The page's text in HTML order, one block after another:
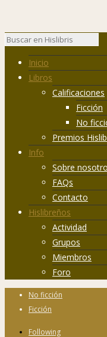
Inicio
Libros
Calificaciones
Ficción
No
Premios
Info
Sobre
FAQs
Contacto
Hislibreños
Actividad
Grupos
Miembros
Foro
No ficción
Ficción
Following